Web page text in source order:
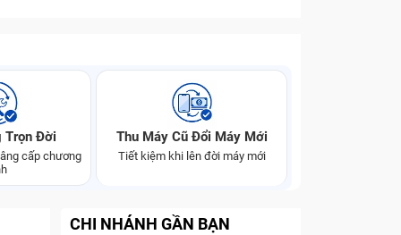
Trọn Đời
cấp chương
Thu Máy Cũ Đổi Máy Mới
Tiết kiệm khi lên đời máy mới
CHI NHÁNH GẦN BẠN